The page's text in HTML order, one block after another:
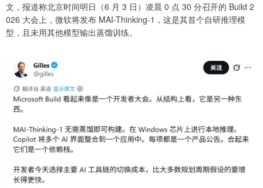
文，报道称北京时间明日（6 月 3 日）凌晨 0 点 30 分召开的 Build 2
026 大会上，微软将发布 MAI-Thinking-1，这是其首个自研推理模
型，且未用其他模型输出蒸馏训练。